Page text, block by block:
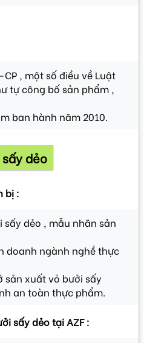
, một số điều về Luật
tự công bố sản phẩm ,
ban hành năm 2010.
dẻo
bị :
sấy dẻo , mẫu nhãn sản
doanh ngành nghề thực
sản xuất vỏ bưởi sấy
an toàn thực phẩm.
sấy dẻo tại AZF :